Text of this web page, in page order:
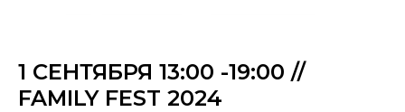
1 СЕНТЯБРЯ 13:00 -19:00 //
FAMILY FEST 2024